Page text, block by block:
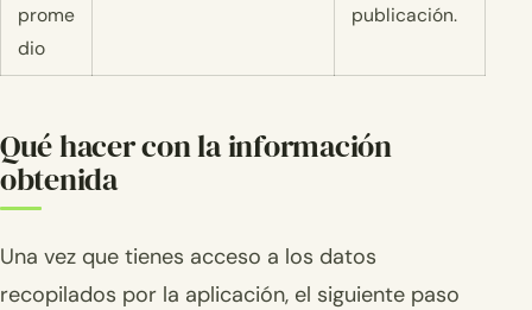
prome
dio
publicación.
Qué hacer con la información
obtenida
Una vez que tienes acceso a los datos
recopilados por la aplicación, el siguiente paso